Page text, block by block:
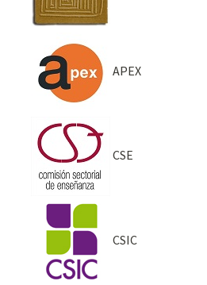
APEX
CSE
CSIC